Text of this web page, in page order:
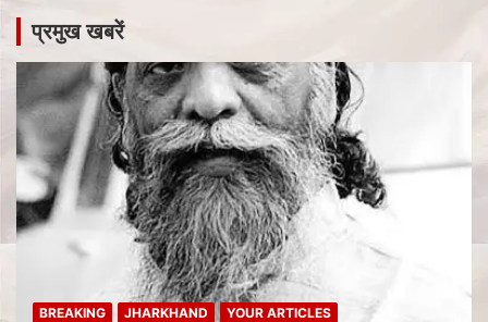
प्रमुख खबरें
BREAKING JHARKHAND YOUR ARTICLES